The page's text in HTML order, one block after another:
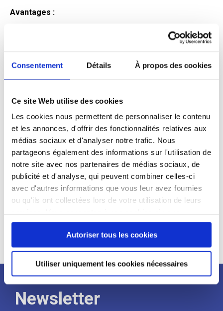
Consentement Détails À propos des cookies
Ce site Web utilise des cookies
Les cookies nous permettent de personnaliser le contenu
et les annonces, d'offrir des fonctionnalités relatives aux
médias sociaux et d'analyser notre trafic. Nous
partageons également des informations sur l'utilisation de
notre site avec nos partenaires de médias sociaux, de
publicité et d'analyse, qui peuvent combiner celles-ci
avec d'autres informations que vous leur avez fournies
ou qu'ils ont collectées lors de votre utilisation de leurs
continuez à utiliser notre site Web.
Autoriser tous les cookies
Utiliser uniquement les cookies nécessaires
Avantages :
candidat
Qualifications et diplômes :
Profil recherché :
Expérience :
Processus
de
recrutement
Newsletter